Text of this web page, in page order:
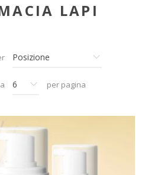
LAPI
per pagina